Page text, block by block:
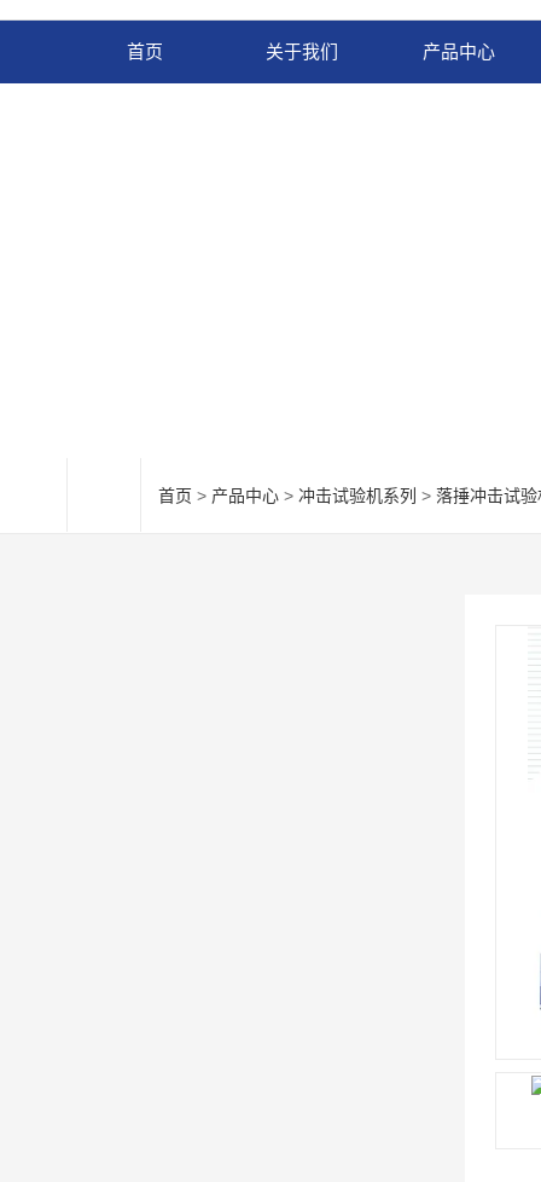
首页 关于我们 产品中心
首页 > 产品中心 > 冲击试验机系列 > 落捶冲击试验